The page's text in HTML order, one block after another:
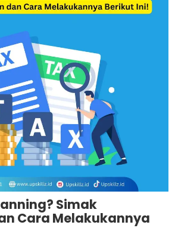
Simak
Cara Melakukannya